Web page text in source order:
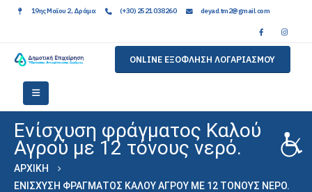
19ης Μαϊου 2, Δράμα (+30) 2521 038260 deyad.tm2@gmail.com
ONLINE ΕΞΟΦΛΗΣΗ ΛΟΓΑΡΙΑΣΜΟΥ
Ενίσχυση φράγματος Καλού
Αγρού με 12 τόνους νερό.
ΑΡΧΙΚΉ
ΕΝΊΣΧΥΣΗ ΦΡΆΓΜΑΤΟΣ ΚΑΛΟΎ ΑΓΡΟΎ ΜΕ 12 ΤΌΝΟΥΣ ΝΕΡΌ.